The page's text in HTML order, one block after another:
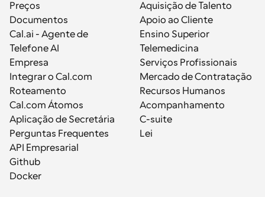
Preços
Documentos
Cal.ai - Agente de
Telefone AI
Empresa
Integrar o Cal.com
Roteamento
Cal.com Átomos
Aplicação de Secretária
Perguntas Frequentes
API Empresarial
Github
Docker
Aquisição de Talento
Apoio ao Cliente
Ensino Superior
Telemedicina
Serviços Profissionais
Mercado de Contratação
Recursos Humanos
Acompanhamento
C-suite
Lei